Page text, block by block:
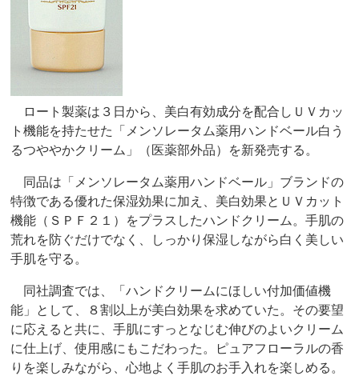
ロート製薬は３日から、美白有効成分を配合しＵＶカッ
ト機能を持たせた「メンソレータム薬用ハンドベール白う
るつややかクリーム」（医薬部外品）を新発売する。
同品は「メンソレータム薬用ハンドベール」ブランドの
特徴である優れた保湿効果に加え、美白効果とＵＶカット
機能（ＳＰＦ２１）をプラスしたハンドクリーム。手肌の
荒れを防ぐだけでなく、しっかり保湿しながら白く美しい
手肌を守る。
同社調査では、「ハンドクリームにほしい付加価値機
能」として、８割以上が美白効果を求めていた。その要望
に応えると共に、手肌にすっとなじむ伸びのよいクリーム
に仕上げ、使用感にもこだわった。ピュアフローラルの香
りを楽しみながら、心地よく手肌のお手入れを楽しめる。